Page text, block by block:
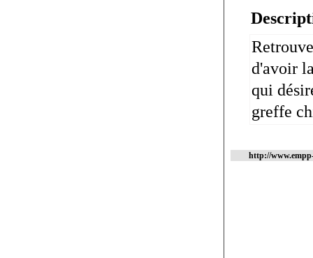
d'avoir
qui
greffe
http://